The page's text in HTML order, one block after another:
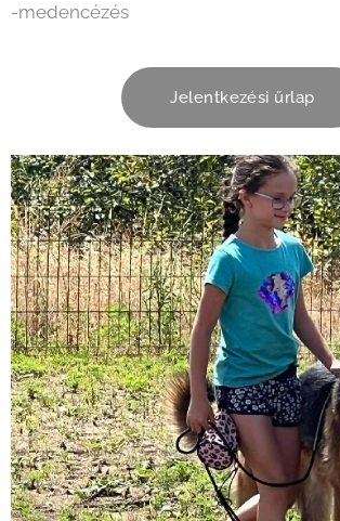
-medencézés
Jelentkezési űrlap